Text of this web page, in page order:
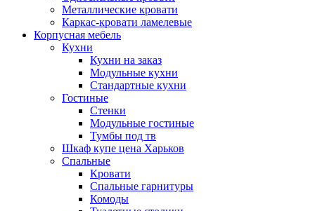
Металлические кровати
Каркас-кровати ламелевые
Корпусная мебель
Кухни
Кухни на заказ
Модульные кухни
Стандартные кухни
Гостиные
Стенки
Модульные гостиные
Тумбы под тв
Шкаф купе цена Харьков
Спальные
Кровати
Спальные гарнитуры
Комоды